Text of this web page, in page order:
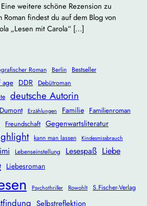
weitere schöne Rezension zu
Roman findest du auf dem Blog von
„Lesen mit Carola“ […]
Roman Berlin Bestseller
age DDR
Debütroman
deutsche Autorin
Dumont Erzählungen Familie Familienroman
Freundschaft Gegenwartsliteratur
kann man lassen Kindesmissbrauch
Lebenseinstellung Lesespaß Liebe
Liebesroman
Psychothriller Rowohlt
S.Fischer-Verlag
Selbstreflektion